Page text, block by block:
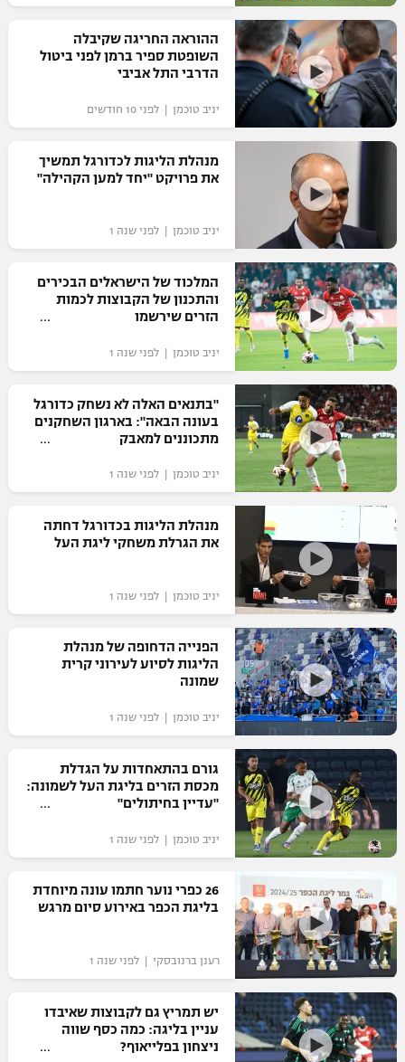
מדיניות פרטיות
תקנון פעילות ספורט 1
רשיון להקרנה פומבית לבית עסק
הצטרפות לחבילת הערוצים
לוח דרושים – ג'ובנט
תגיות
המגזין
אומנויות לחימה
גיימינג E-Sports
ההוראה החריגה שקיבלה
השופטת ספיר ברמן לפני ביטול
הדרבי התל אביבי
יניב טוכמן | לפני 10 חודשים
מנהלת הליגות לכדורגל תמשיך
את פרויקט "יחד למען הקהילה"
יניב טוכמן | לפני שנה 1
המלכוד של הישראלים הבכירים
והתכנון של הקבוצות לכמות
הזרים שירשמו
יניב טוכמן | לפני שנה 1
"בתנאים האלה לא נשחק כדורגל
בעונה הבאה": בארגון השחקנים
מתכוננים למאבק
יניב טוכמן | לפני שנה 1
מנהלת הליגות בכדורגל דחתה
את הגרלת משחקי ליגת העל
יניב טוכמן | לפני שנה 1
הפנייה הדחופה של מנהלת
הליגות לסיוע לעירוני קרית
שמונה
יניב טוכמן | לפני שנה 1
גורם בהתאחדות על הגדלת
מכסת הזרים בליגת העל לשמונה:
"עדיין בחיתולים"
יניב טוכמן | לפני שנה 1
26 כפרי נוער חתמו עונה מיוחדת
בליגת הכפר באירוע סיום מרגש
רענן ברנובסקי | לפני שנה 1
יש תמריץ גם לקבוצות שאיבדו
עניין בליגה: כמה כסף שווה
ניצחון בפלייאוף?